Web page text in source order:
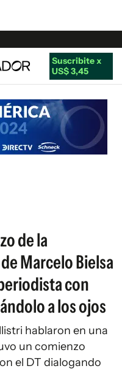
Suscribite x
US$ 3,45
de la
Marcelo Bielsa
con
a los ojos
hablaron en una
un comienzo
el DT dialogando